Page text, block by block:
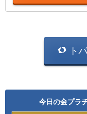
ト
今日の金プラ